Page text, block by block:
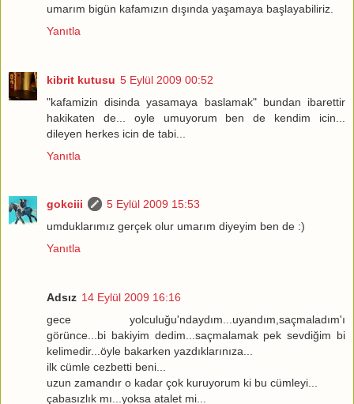
umarım bigün kafamızın dışında yaşamaya başlayabiliriz.
Yanıtla
kibrit kutusu 5 Eylül 2009 00:52
"kafamizin disinda yasamaya baslamak" bundan ibarettir
hakikaten de... oyle umuyorum ben de kendim icin...
dileyen herkes icin de tabi...
Yanıtla
gokciii
5 Eylül 2009 15:53
umduklarımız gerçek olur umarım diyeyim ben de :)
Yanıtla
Adsız 14 Eylül 2009 16:16
gece yolculuğu'ndaydım...uyandım,saçmaladım'ı
görünce...bi bakiyim dedim...saçmalamak pek sevdiğim bi
kelimedir...öyle bakarken yazdıklarınıza...
ilk cümle cezbetti beni...
uzun zamandır o kadar çok kuruyorum ki bu cümleyi...
çabasızlık mı...yoksa atalet mi...